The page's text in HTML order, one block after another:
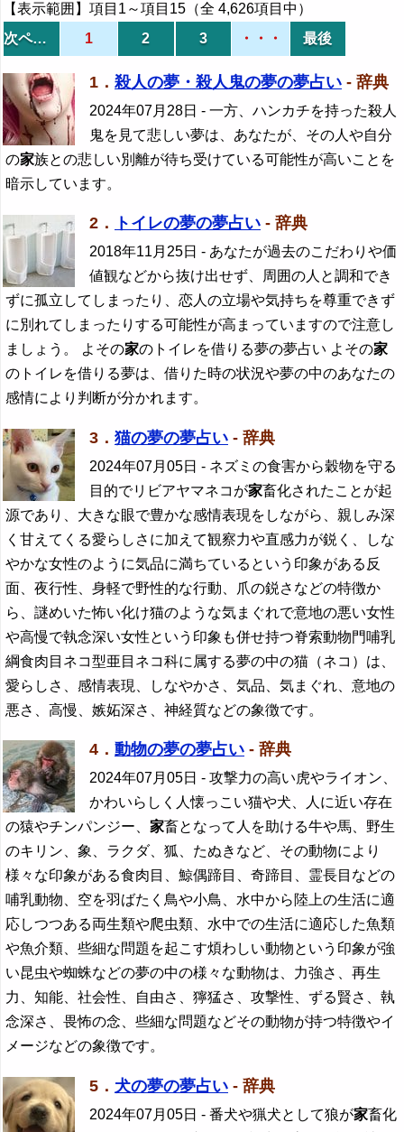
【表示範囲】項目1～項目15（全 4,626項目中）
次ページ
1 2 3 ・・・ 最後
1． 殺人の夢・殺人鬼の夢の夢占い - 辞典
2024年07月28日 - 一方、ハンカチを持った殺人
鬼を見て悲しい夢は、あなたが、その人や自分
の家族との悲しい別離が待ち受けている可能性が高いことを
暗示しています。
2． トイレの夢の夢占い - 辞典
2018年11月25日 - あなたが過去のこだわりや価
値観などから抜け出せず、周囲の人と調和でき
ずに孤立してしまったり、恋人の立場や気持ちを尊重できず
に別れてしまったりする可能性が高まっていますので注意し
ましょう。 よその家のトイレを借りる夢の夢占い よその家
のトイレを借りる夢は、借りた時の状況や夢の中のあなたの
感情により判断が分かれます。
3． 猫の夢の夢占い - 辞典
2024年07月05日 - ネズミの食害から穀物を守る
目的でリビアヤマネコが家畜化されたことが起
源であり、大きな眼で豊かな感情表現をしながら、親しみ深
く甘えてくる愛らしさに加えて観察力や直感力が鋭く、しな
やかな女性のように気品に満ちているという印象がある反
面、夜行性、身軽で野性的な行動、爪の鋭さなどの特徴か
ら、謎めいた怖い化け猫のような気まぐれで意地の悪い女性
や高慢で執念深い女性という印象も併せ持つ脊索動物門哺乳
綱食肉目ネコ型亜目ネコ科に属する夢の中の猫（ネコ）は、
愛らしさ、感情表現、しなやかさ、気品、気まぐれ、意地の
悪さ、高慢、嫉妬深さ、神経質などの象徴です。
4． 動物の夢の夢占い - 辞典
2024年07月05日 - 攻撃力の高い虎やライオン、
かわいらしく人懐っこい猫や犬、人に近い存在
の猿やチンパンジー、家畜となって人を助ける牛や馬、野生
のキリン、象、ラクダ、狐、たぬきなど、その動物により
様々な印象がある食肉目、鯨偶蹄目、奇蹄目、霊長目などの
哺乳動物、空を羽ばたく鳥や小鳥、水中から陸上の生活に適
応しつつある両生類や爬虫類、水中での生活に適応した魚類
や魚介類、些細な問題を起こす煩わしい動物という印象が強
い昆虫や蜘蛛などの夢の中の様々な動物は、力強さ、再生
力、知能、社会性、自由さ、獰猛さ、攻撃性、ずる賢さ、執
念深さ、畏怖の念、些細な問題などその動物が持つ特徴やイ
メージなどの象徴です。
5． 犬の夢の夢占い - 辞典
2024年07月05日 - 番犬や猟犬として狼が家畜化